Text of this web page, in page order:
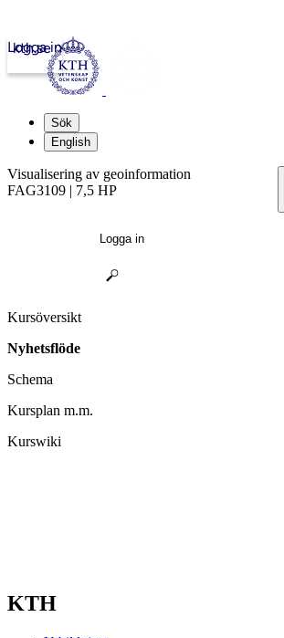
kth.se
Logga in
Sök
English
Visualisering av geoinformation
FAG3109 | 7,5 HP
Logga in
Kursöversikt
Nyhetsflöde
Schema
Kursplan m.m.
Kurswiki
KTH